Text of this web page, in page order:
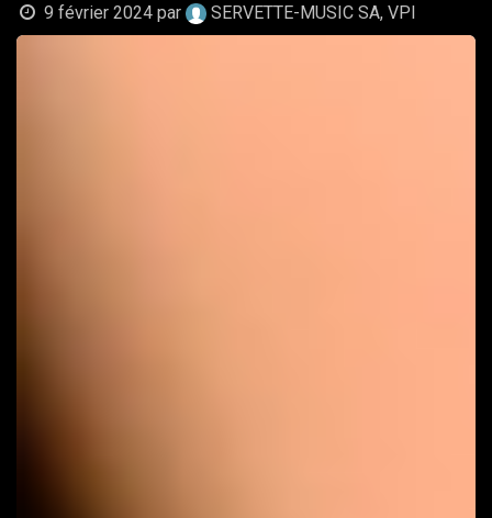
9 février 2024 par SERVETTE-MUSIC SA, VPI